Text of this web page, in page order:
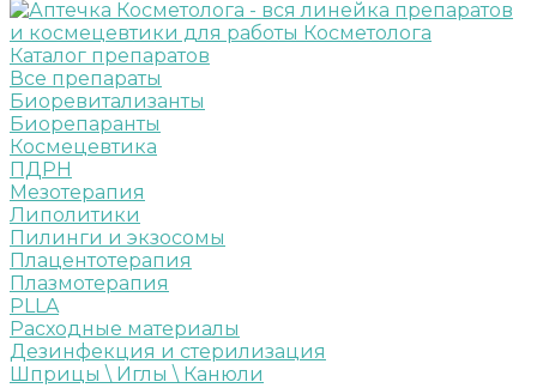
Каталог препаратов
Все препараты
Биоревитализанты
Биорепаранты
Космецевтика
ПДРН
Мезотерапия
Липолитики
Пилинги и экзосомы
Плацентотерапия
Плазмотерапия
PLLA
Расходные материалы
Дезинфекция и стерилизация
Шприцы \ Иглы \ Канюли